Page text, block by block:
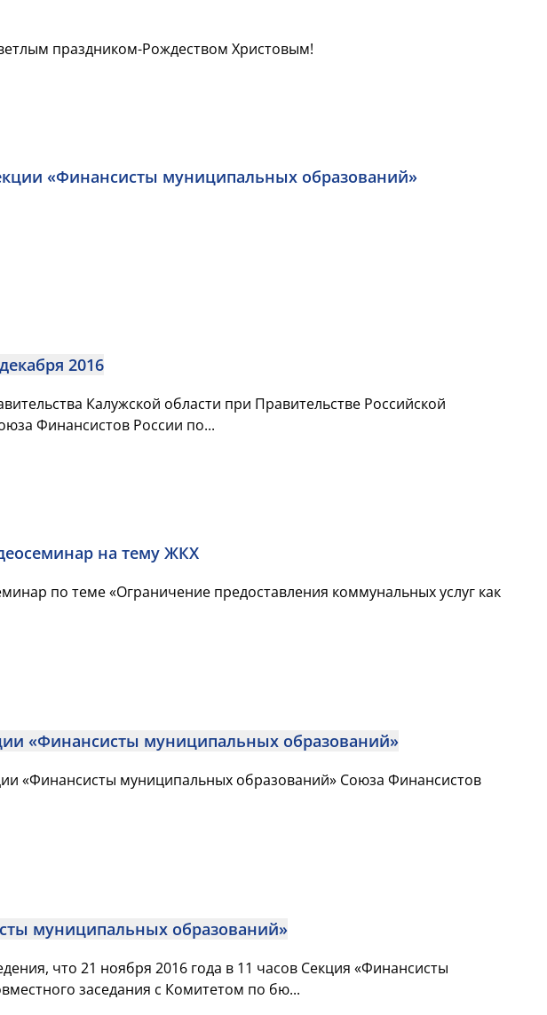
праздником-Рождеством Христовым!
«Финансисты муниципальных образований»
2016
Калужской области при Правительстве Российской
Финансистов России по...
на тему ЖКХ
по теме «Ограничение предоставления коммунальных услуг как
«Финансисты муниципальных образований»
«Финансисты муниципальных образований» Союза Финансистов
муниципальных образований»
что 21 ноября 2016 года в 11 часов Секция «Финансисты
заседания с Комитетом по бю...